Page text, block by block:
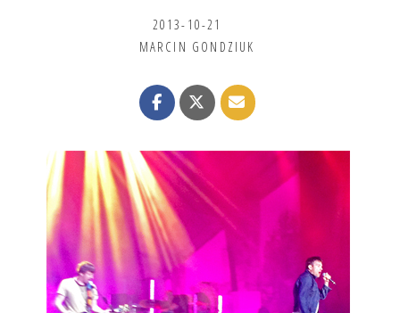
2013-10-21
MARCIN GONDZIUK